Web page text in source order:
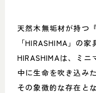
天然木無垢材が持つ
「HIRASHIMA」の家
HIRASHIMAは、ミ
中に生命を吹き込み
その象徴的な存在と